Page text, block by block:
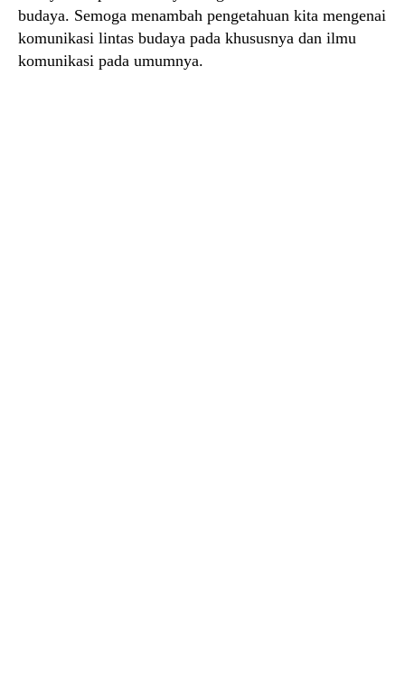
budaya. Semoga menambah pengetahuan kita mengenai
komunikasi lintas budaya pada khususnya dan ilmu
komunikasi pada umumnya.